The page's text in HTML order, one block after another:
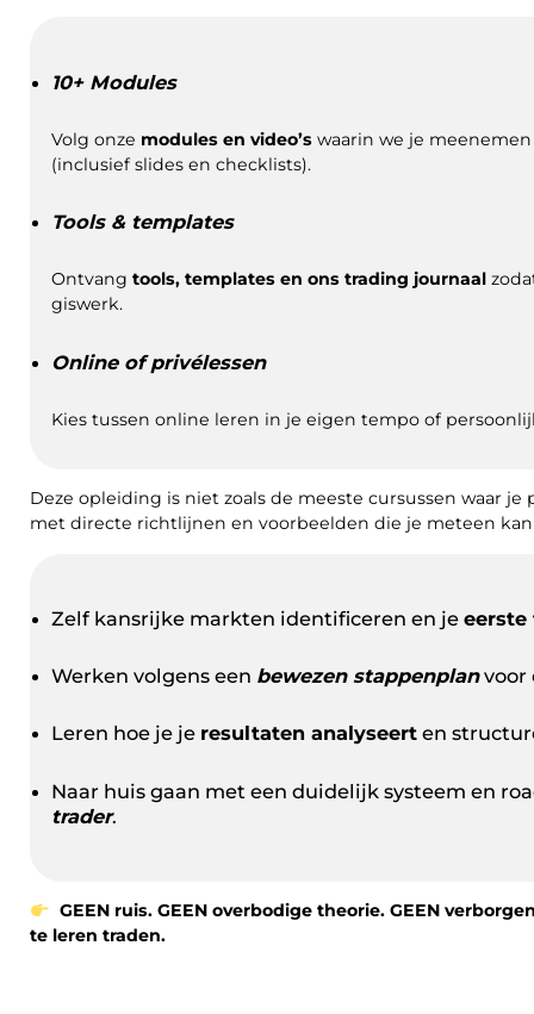
10+ Modules
Volg onze modules en video’swaarin we je
(inclusief slides en checklists).
Tools & templates
Ontvang tools, templates en ons trading journaal
giswerk.
Online of privélessen
Kies tussen online leren in je eigen tempo of
Deze opleiding is niet zoals de meeste cursussen waar
met directe richtlijnen en voorbeelden die je meteen kan
Zelf kansrijke markten identificeren en je eerste
Werken volgens een bewezen stappenplanvoor
Leren hoe je je resultaten analyseerten
Naar huis gaan met een duidelijk systeem en
trader.
GEEN ruis. GEEN overbodige theorie. GEEN
te leren traden.